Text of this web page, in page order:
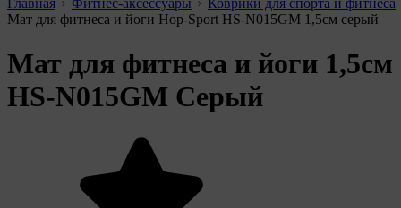
Главная
Фитнес-аксессуары
Коврики для спорта и фитнеса
Мат для фитнеса и йоги Hop-Sport HS-N015GM 1,5см серый
Мат для фитнеса и йоги 1,5см
HS-N015GM Серый